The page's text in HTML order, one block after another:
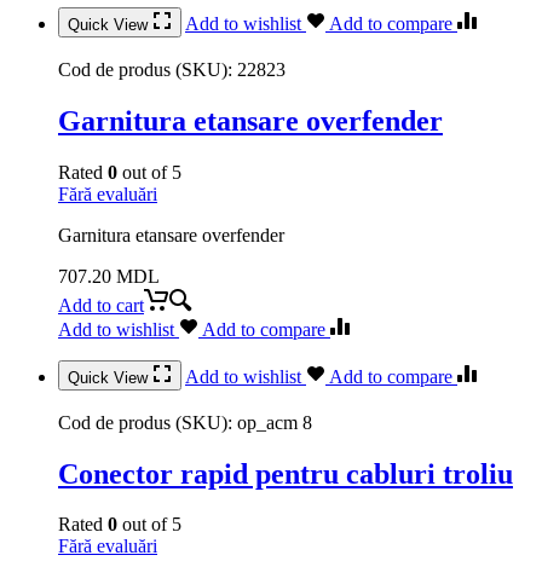
Quick View Add to wishlist Add to compare
Cod de produs (SKU): 22823
Garnitura etansare overfender
Rated 0 out of 5
Fără evaluări
Garnitura etansare overfender
707.20 MDL
Add to cart
Add to wishlist
Add to compare
Quick View Add to wishlist Add to compare
Cod de produs (SKU): op_acm 8
Conector rapid pentru cabluri troliu
Rated 0 out of 5
Fără evaluări